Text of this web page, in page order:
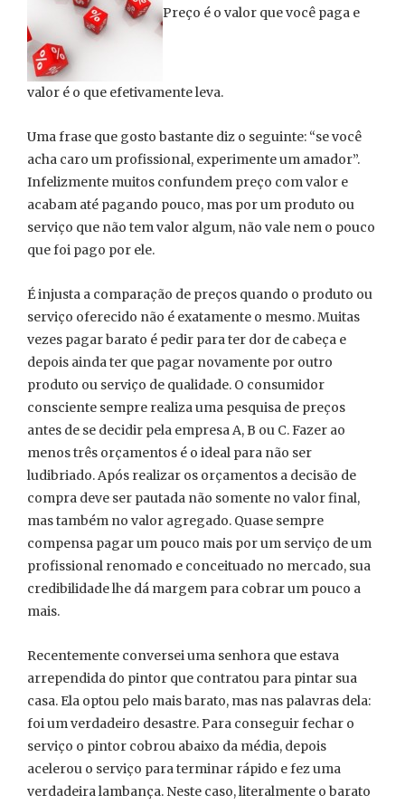
Preço é o valor que você paga e
valor é o que efetivamente leva.
Uma frase que gosto bastante diz o seguinte: “se você
acha caro um profissional, experimente um amador”.
Infelizmente muitos confundem preço com valor e
acabam até pagando pouco, mas por um produto ou
serviço que não tem valor algum, não vale nem o pouco
que foi pago por ele.
É injusta a comparação de preços quando o produto ou
serviço oferecido não é exatamente o mesmo. Muitas
vezes pagar barato é pedir para ter dor de cabeça e
depois ainda ter que pagar novamente por outro
produto ou serviço de qualidade. O consumidor
consciente sempre realiza uma pesquisa de preços
antes de se decidir pela empresa A, B ou C. Fazer ao
menos três orçamentos é o ideal para não ser
ludibriado. Após realizar os orçamentos a decisão de
compra deve ser pautada não somente no valor final,
mas também no valor agregado. Quase sempre
compensa pagar um pouco mais por um serviço de um
profissional renomado e conceituado no mercado, sua
credibilidade lhe dá margem para cobrar um pouco a
mais.
Recentemente conversei uma senhora que estava
arrependida do pintor que contratou para pintar sua
casa. Ela optou pelo mais barato, mas nas palavras dela:
foi um verdadeiro desastre. Para conseguir fechar o
serviço o pintor cobrou abaixo da média, depois
acelerou o serviço para terminar rápido e fez uma
verdadeira lambança. Neste caso, literalmente o barato